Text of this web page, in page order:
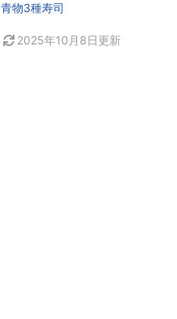
青物3種寿司
2025年10月8日更新